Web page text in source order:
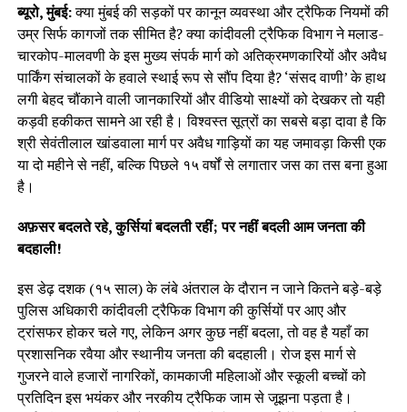
ब्यूरो, मुंबई:क्या मुंबई की सड़कों पर कानून व्यवस्था और ट्रैफिक नियमों की
उम्र सिर्फ कागजों तक सीमित है? क्या कांदीवली ट्रैफिक विभाग ने मलाड-
चारकोप-मालवणी के इस मुख्य संपर्क मार्ग को अतिक्रमणकारियों और अवैध
पार्किंग संचालकों के हवाले स्थाई रूप से सौंप दिया है? ‘संसद वाणी’ के हाथ
लगी बेहद चौंकाने वाली जानकारियों और वीडियो साक्ष्यों को देखकर तो यही
कड़वी हकीकत सामने आ रही है। विश्वस्त सूत्रों का सबसे बड़ा दावा है कि
श्री सेवंतीलाल खांडवाला मार्ग पर अवैध गाड़ियों का यह जमावड़ा किसी एक
या दो महीने से नहीं, बल्कि पिछले १५ वर्षों से लगातार जस का तस बना हुआ
है।
अफ़सर बदलते रहे, कुर्सियां बदलती रहीं; पर नहीं बदली आम जनता की
बदहाली!
इस डेढ़ दशक (१५ साल) के लंबे अंतराल के दौरान न जाने कितने बड़े-बड़े
पुलिस अधिकारी कांदीवली ट्रैफिक विभाग की कुर्सियों पर आए और
ट्रांसफर होकर चले गए, लेकिन अगर कुछ नहीं बदला, तो वह है यहाँ का
प्रशासनिक रवैया और स्थानीय जनता की बदहाली। रोज इस मार्ग से
गुजरने वाले हजारों नागरिकों, कामकाजी महिलाओं और स्कूली बच्चों को
प्रतिदिन इस भयंकर और नरकीय ट्रैफिक जाम से जूझना पड़ता है।